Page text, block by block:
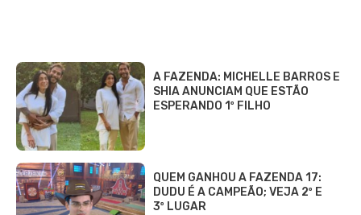
A FAZENDA: MICHELLE BARROS E
SHIA ANUNCIAM QUE ESTÃO
ESPERANDO 1º FILHO
QUEM GANHOU A FAZENDA 17:
DUDU É A CAMPEÃO; VEJA 2º E
3º LUGAR